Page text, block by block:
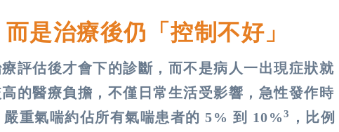
是治療後仍「控制不好」
評估後才會下的診斷，而不是病人一出現症狀就
的醫療負擔，不僅日常生活受影響，急性發作時
嚴重氣喘約佔所有氣喘患者的 5% 到 10%3
，比例